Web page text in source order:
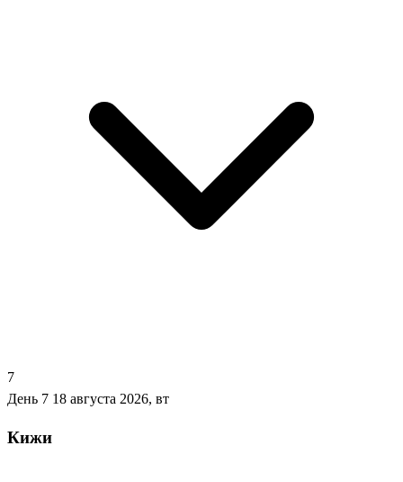
7
День 7 18 августа 2026, вт
Кижи